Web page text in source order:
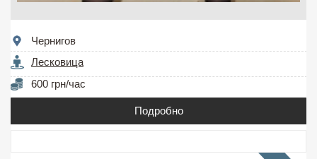
Чернигов
Лесковица
600 грн/час
Подробно